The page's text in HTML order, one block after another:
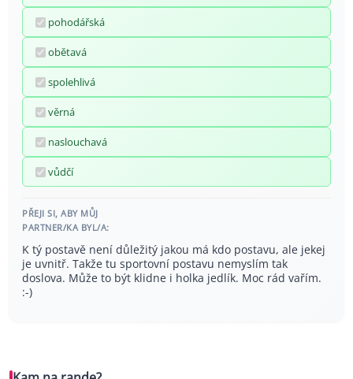
pohodářská
obětavá
spolehlivá
věrná
naslouchavá
vůdčí
PŘEJI SI, ABY MŮJ
PARTNER/KA BYL/A:
K tý postavě není důležitý jakou má kdo postavu, ale jekej
je uvnitř. Takže tu sportovní postavu nemyslím tak
doslova. Může to být klidne i holka jedlík. Moc rád vařím.
:-)